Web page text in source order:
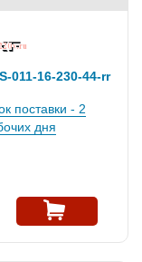
011-16-230-44-rr
поставки - 2
дня